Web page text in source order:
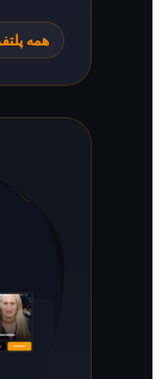
همه پلتفرم‌ها